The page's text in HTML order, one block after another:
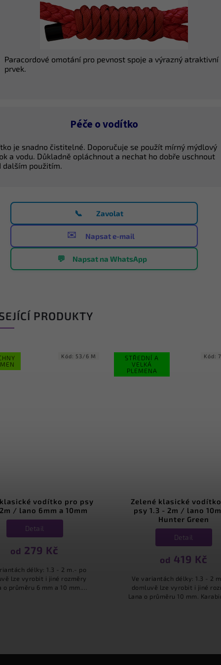
Paracordové omotání pro pevnost spoje a výrazný atraktivní
prvek.
Péče o vodítko
je snadno čistitelné. Doporučuje se použít mírný mýdlový
a vodu. Důkladně opláchnout a nechat ho dobře uschnout
dalším použitím.
📞 Zavolat
✉️ Napsat e-mail
💬 Napsat na WhatsApp
PRODUKTY
A
klasické vodítko pro
- 2m / lano 10mm -
Hunter Green
Detail
délky: 1.3 - 2 m.- po
lze vyrobit i jiné rozměry
Kód:798/1/75
STŘEDNÍ A
VELKÁ
PLEMENA
Růžovo-šedé klasické
pro psy 1.3 - 2m / lano
Tartan Fuchsia &
Grey
Detail
Ve variantách délky: 1.3 - 2
domluvě lze vyrobit i jiné
Kód: